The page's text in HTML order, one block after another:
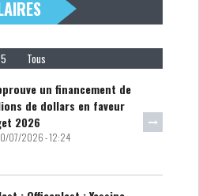
Tous
un financement de
de dollars en faveur
2026
07/2026 - 12:24